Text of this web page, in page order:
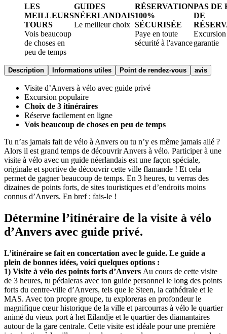
LES
MEILLEURS
TOURS
Vois beaucoup
de choses en
peu de temps
GUIDES
NÉERLANDAIS
Le meilleur choix
RÉSERVATION
100%
SÉCURISÉE
Paye en toute
sécurité à l'avance
PAS DE
DE
Excursion
garantie
Description Informations utiles Point de rendez-vous avis
Visite d’Anvers à vélo avec guide privé
Excursion populaire
Choix de 3 itinéraires
Réserve facilement en ligne
Vois beaucoup de choses en peu de temps
Tu n’as jamais fait de vélo à Anvers ou tu n’y es même jamais allé ?
Alors il est grand temps de découvrir Anvers à vélo. Participer à une
visite à vélo avec un guide néerlandais est une façon spéciale,
originale et sportive de découvrir cette ville flamande ! Et cela
permet de gagner beaucoup de temps. En 3 heures, tu verras des
dizaines de points forts, de sites touristiques et d’endroits moins
connus d’Anvers. En bref : fais-le !
Détermine l’itinéraire de la visite à vélo
d’Anvers avec guide privé.
L’itinéraire se fait en concertation avec le guide. Le guide a
plein de bonnes idées, voici quelques options :
1) Visite à vélo des points forts d’Anvers Au cours de cette visite
de 3 heures, tu pédaleras avec ton guide personnel le long des points
forts du centre-ville d’Anvers, tels que le Steen, la cathédrale et le
MAS. Avec ton propre groupe, tu exploreras en profondeur le
magnifique cœur historique de la ville et parcourras à vélo le quartier
animé du vieux port à het Eilandje et le quartier des diamantaires
autour de la gare centrale. Cette visite est idéale pour une première